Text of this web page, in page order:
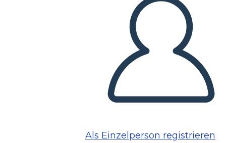
Als Einzelperson registrieren